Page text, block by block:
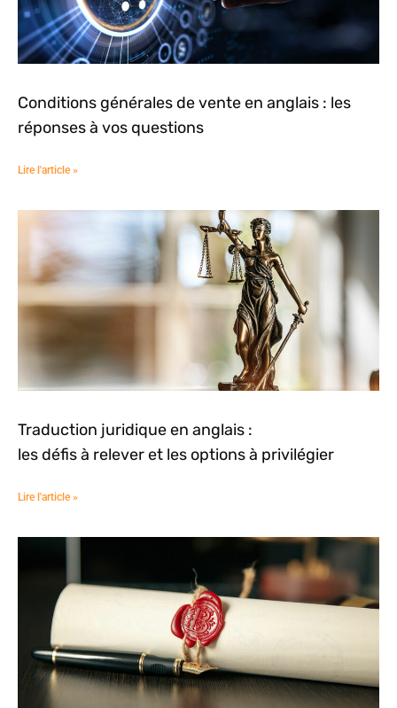
Conditions générales de vente en anglais : les
réponses à vos questions
Lire l'article »
Traduction juridique en anglais :
les défis à relever et les options à privilégier
Lire l'article »